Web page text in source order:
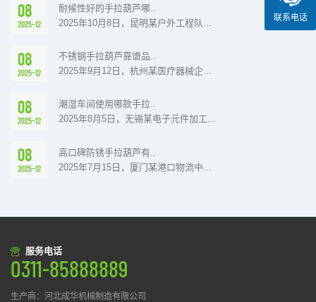
08
2025-12
耐候性好的手拉葫芦哪..
2025年10月8日，昆明某户外工程队...
08
2025-12
不锈钢手拉葫芦靠谱品..
2025年9月12日，杭州某医疗器械企...
08
2025-12
潮湿车间使用哪款手拉..
2025年8月5日，无锡某电子元件加工...
08
2025-12
高口碑防锈手拉葫芦有..
2025年7月15日，厦门某港口物流中...
服务电话
0311-85888889
生产商：河北成华机械制造有限公司
联系电话